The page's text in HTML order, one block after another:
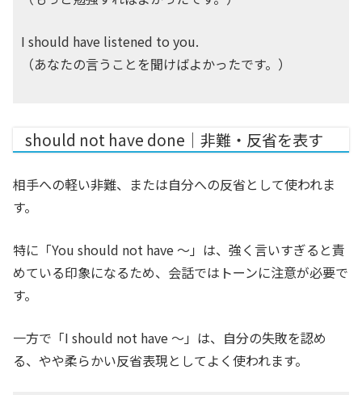
I should have listened to you.
（あなたの言うことを聞けばよかったです。）
should not have done｜非難・反省を表す
相手への軽い非難、または自分への反省として使われま
す。
特に「You should not have ～」は、強く言いすぎると責
めている印象になるため、会話ではトーンに注意が必要で
す。
一方で「I should not have ～」は、自分の失敗を認め
る、やや柔らかい反省表現としてよく使われます。